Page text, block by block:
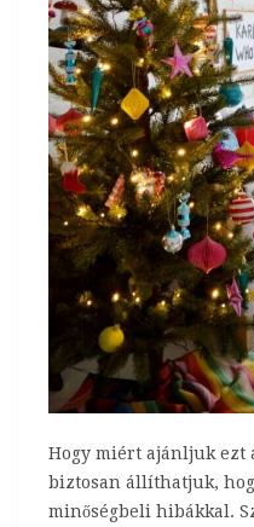
Hogy miért ajánljuk ezt
biztosan állíthatjuk,
minőségbeli hibákkal.